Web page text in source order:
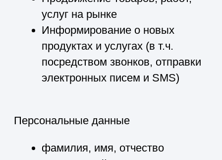
государственных, общественных и
иных публичных интересах,
определенных законодательством
7.8. Оператор при обработке
персональных данных обеспечивает
конфиденциальность персональных
позволяющей определить субъекта
чем этого требуют цели обработки
персональных данных, если срок